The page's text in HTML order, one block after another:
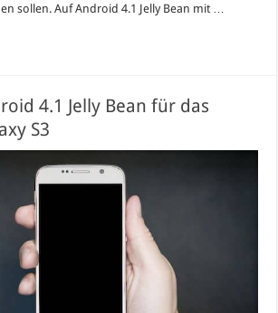
sollen. Auf Android 4.1 Jelly Bean mit …
4.1 Jelly Bean für das
S3